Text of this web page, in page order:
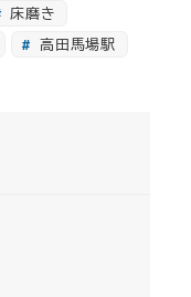
床磨き
高田馬場駅